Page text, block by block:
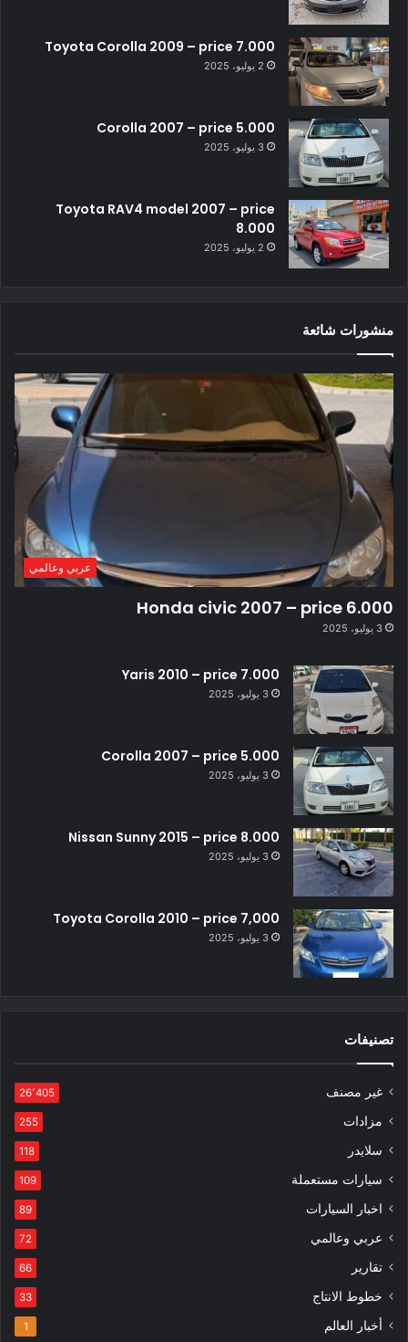
Toyota Corolla 2009 – price 7.000
2 يوليو، 2025
Corolla 2007 – price 5.000
3 يوليو، 2025
Toyota RAV4 model 2007 – price
8.000
2 يوليو، 2025
منشورات شائعة
عربي وعالمي
Honda civic 2007 – price 6.000
3 يوليو، 2025
Yaris 2010 – price 7.000
3 يوليو، 2025
Corolla 2007 – price 5.000
3 يوليو، 2025
Nissan Sunny 2015 – price 8.000
3 يوليو، 2025
Toyota Corolla 2010 – price 7,000
3 يوليو، 2025
تصنيفات
غير مصنف 26٬405
مزادات 255
سلايدر 118
سيارات مستعملة 109
اخبار السيارات 89
عربي وعالمي 72
تقارير 66
خطوط الانتاج 33
أخبار العالم 1